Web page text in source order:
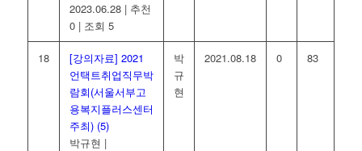
2023.06.28 | 추천
0 | 조회 5
18
[강의자료] 2021
언택트취업직무박
람회(서울서부고
용복지플러스센터
주최) (5)
박규현 |
박
규
현
2021.08.18 0 83